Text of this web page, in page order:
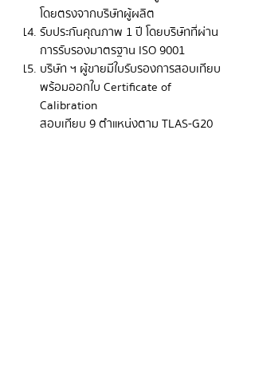
โดยตรงจากบริษัทผู้ผลิต
รับประกันคุณภาพ 1 ปี โดยบริษัทที่ผ่าน
การรับรองมาตรฐาน ISO 9001
บริษัท ฯ ผู้ขายมีใบรับรองการสอบเทียบ
พร้อมออกใบ Certificate of
Calibration
สอบเทียบ 9 ตำแหน่งตาม TLAS-G20